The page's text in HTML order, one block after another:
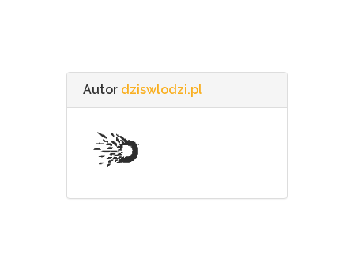
Autor dziswlodzi.pl